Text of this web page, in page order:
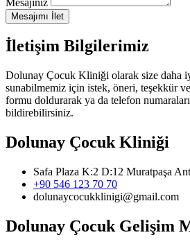
Mesajımı İlet
İletişim Bilgilerimiz
Dolunay Çocuk Kliniği olarak size daha
sunabilmemiz için istek, öneri, teşekkür
formu doldurarak ya da telefon
bildirebilirsiniz.
Dolunay Çocuk Kliniği
Safa Plaza K:2 D:12 Muratpaşa
+90 546 123 70 70
dolunaycocukklinigi@gmail.com
Dolunay Çocuk Gelişim